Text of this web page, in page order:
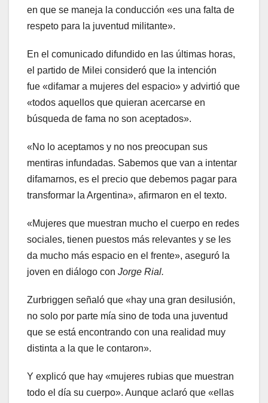
en que se maneja la conducción «es una falta de
respeto para la juventud militante».
En el comunicado difundido en las últimas horas,
el partido de Milei consideró que la intención
fue «difamar a mujeres del espacio» y advirtió que
«todos aquellos que quieran acercarse en
búsqueda de fama no son aceptados».
«No lo aceptamos y no nos preocupan sus
mentiras infundadas. Sabemos que van a intentar
difamarnos, es el precio que debemos pagar para
transformar la Argentina», afirmaron en el texto.
«Mujeres que muestran mucho el cuerpo en redes
sociales, tienen puestos más relevantes y se les
da mucho más espacio en el frente», aseguró la
joven en diálogo con Jorge Rial.
Zurbriggen señaló que «hay una gran desilusión,
no solo por parte mía sino de toda una juventud
que se está encontrando con una realidad muy
distinta a la que le contaron».
Y explicó que hay «mujeres rubias que muestran
todo el día su cuerpo». Aunque aclaró que «ellas